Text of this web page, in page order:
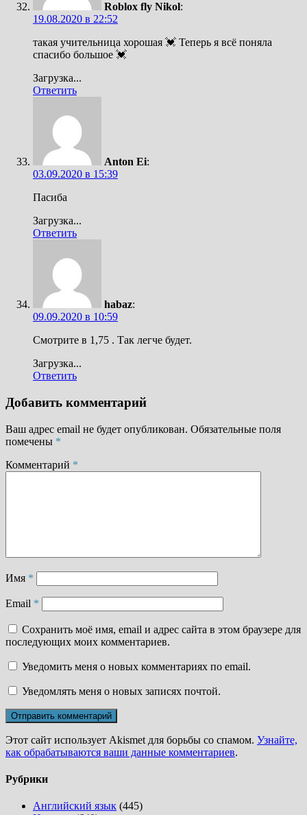
Roblox fly Nikol:
19.08.2020 в 22:52
такая учительница хорошая 💓 Теперь я всё поняла
спасибо большое 💓
Загрузка...
Ответить
Anton Ei:
03.09.2020 в 15:39
Пасиба
Загрузка...
Ответить
habaz:
09.09.2020 в 10:59
Смотрите в 1,75 . Так легче будет.
Загрузка...
Ответить
Добавить комментарий
Ваш адрес email не будет опубликован. Обязательные поля
помечены *
Комментарий *
Имя *
Email *
Сохранить моё имя, email и адрес сайта в этом браузере для
последующих моих комментариев.
Уведомить меня о новых комментариях по email.
Уведомлять меня о новых записях почтой.
Этот сайт использует Akismet для борьбы со спамом. Узнайте,
как обрабатываются ваши данные комментариев.
Рубрики
Английский язык (445)